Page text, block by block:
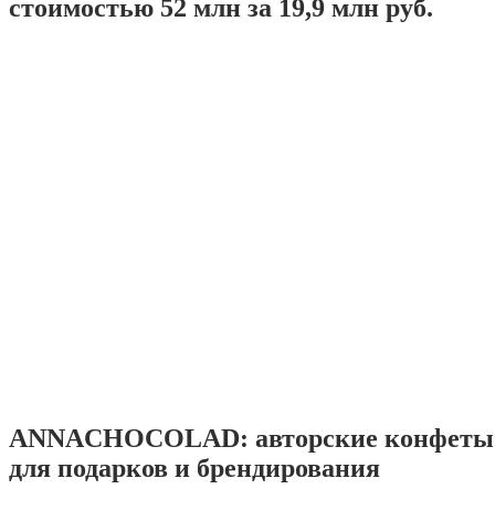
стоимостью 52 млн за 19,9 млн руб.
ANNACHOCOLAD: авторские
для подарков и брендирования